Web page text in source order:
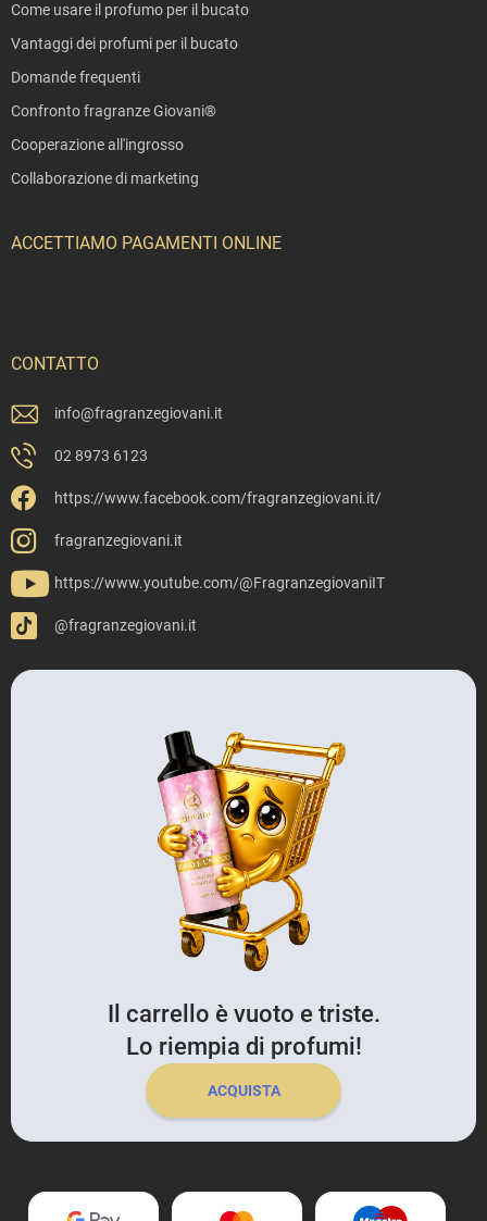
Come usare il profumo per il bucato
Vantaggi dei profumi per il bucato
Domande frequenti
Confronto fragranze Giovani®
Cooperazione all'ingrosso
Collaborazione di marketing
ACCETTIAMO PAGAMENTI ONLINE
CONTATTO
info@fragranzegiovani.it
02 8973 6123
https://www.facebook.com/fragranzegiovani.it/
fragranzegiovani.it
https://www.youtube.com/@FragranzegiovaniIT
@fragranzegiovani.it
Il carrello è vuoto e triste.
Lo riempia di profumi!
ACQUISTA